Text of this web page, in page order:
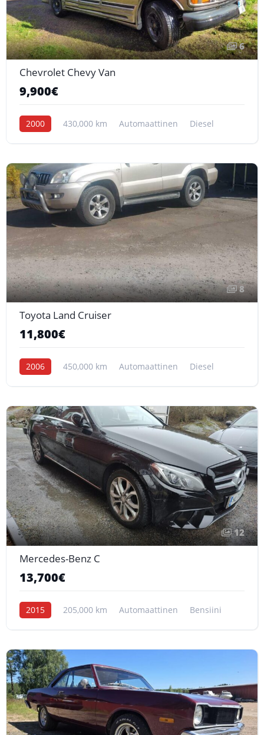
6
Chevrolet Chevy Van
9,900€
2000 430,000 km Automaattinen Diesel
8
Toyota Land Cruiser
11,800€
2006 450,000 km Automaattinen Diesel
12
Mercedes-Benz C
13,700€
2015 205,000 km Automaattinen Bensiini